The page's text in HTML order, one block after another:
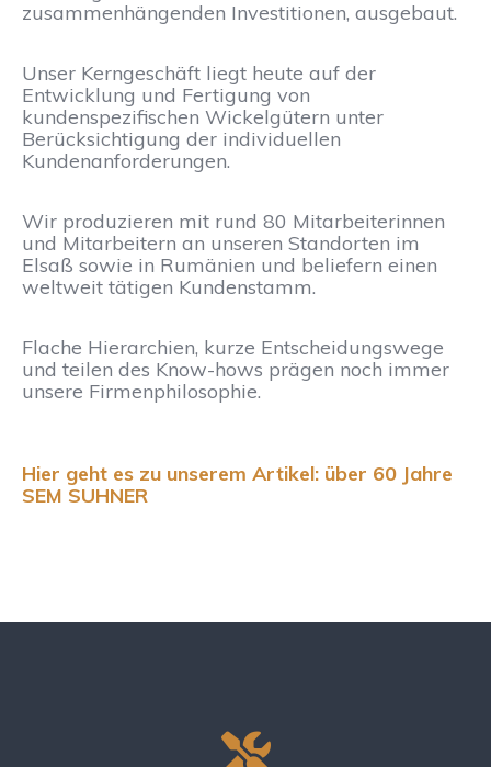
zusammenhängenden Investitionen, ausgebaut.
Unser Kerngeschäft liegt heute auf der
Entwicklung und Fertigung von
kundenspezifischen Wickelgütern unter
Berücksichtigung der individuellen
Kundenanforderungen.
Wir produzieren mit rund 80 Mitarbeiterinnen
und Mitarbeitern an unseren Standorten im
Elsaß sowie in Rumänien und beliefern einen
weltweit tätigen Kundenstamm.
Flache Hierarchien, kurze Entscheidungswege
und teilen des Know-hows prägen noch immer
unsere Firmenphilosophie.
Hier geht es zu unserem Artikel: über 60 Jahre
SEM SUHNER